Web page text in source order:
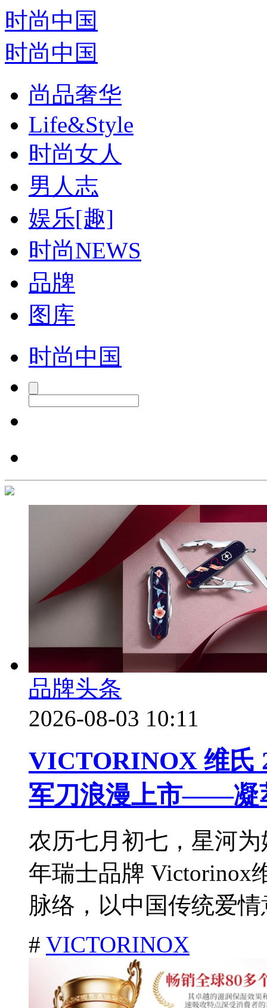
时尚中国
时尚中国
尚品奢华
Life&Style
时尚女人
男人志
娱乐[趣]
时尚NEWS
品牌
图库
时尚中国
品牌头条
2026-08-03 10:11
VICTORINOX 维氏
军刀浪漫上市——凝
农历七月初七，星河
年瑞士品牌 Victorinox
脉络，以中国传统爱情
# VICTORINOX